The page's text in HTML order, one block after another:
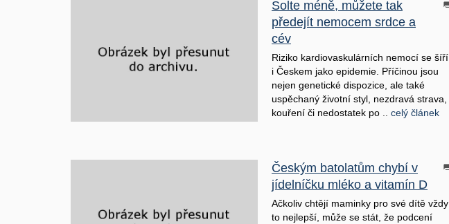
Solte méně, můžete tak
předejít nemocem srdce a
cév
Riziko kardiovaskulárních nemocí se šíří
i Českem jako epidemie. Příčinou jsou
nejen genetické dispozice, ale také
uspěchaný životní styl, nezdravá strava,
kouření či nedostatek po .. celý článek
Českým batolatům chybí v
jídelníčku mléko a vitamín D
Ačkoliv chtějí maminky pro své dítě vždy
to nejlepší, může se stát, že podcení